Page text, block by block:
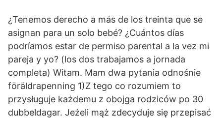
¿Tenemos derecho a más de los treinta que se
asignan para un solo bebé? ¿Cuántos días
podríamos estar de permiso parental a la vez mi
pareja y yo? (los dos trabajamos a jornada
completa) Witam. Mam dwa pytania odnośnie
föräldrapenning 1)Z tego co rozumiem to
przysługuje każdemu z obojga rodziców po 30
dubbeldagar. Jeżeli mąż zdecyduje się przepisać